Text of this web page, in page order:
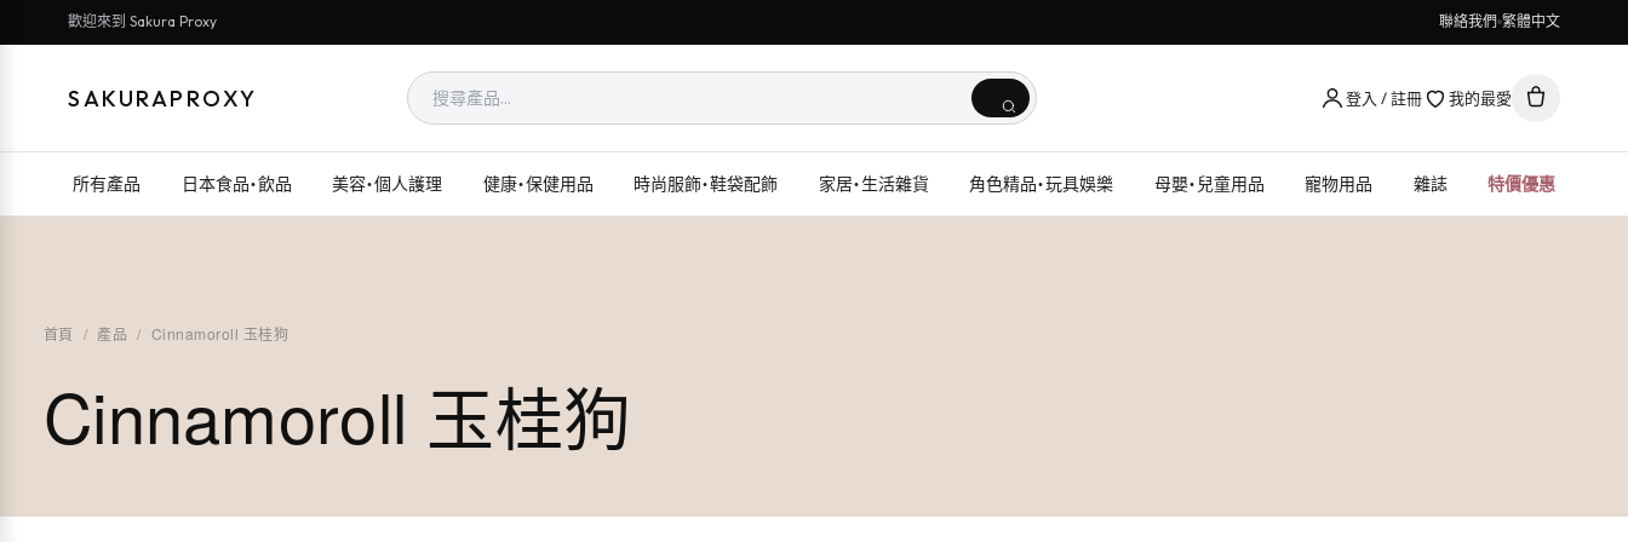
歡迎來到 Sakura Proxy 聯絡我們 繁體中文
SAKURAPROXY 登入 / 註冊 我的最愛
所有產品 日本食品・飲品 美容・個人護理 健康・保健用品 時尚服飾・鞋袋配飾 家居・生活雜貨 角色精品・玩具娛樂 母嬰・兒童用品 寵物用品 雜誌 特價優惠
首頁 / 產品 / Cinnamoroll 玉桂狗
Cinnamoroll 玉桂狗